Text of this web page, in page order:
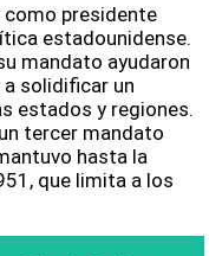
como presidente
estadounidense.
mandato ayudaron
solidificar un
estados y regiones.
tercer mandato
hasta la
que limita a los